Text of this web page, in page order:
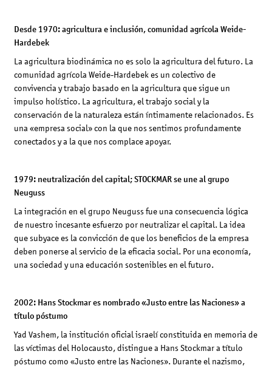
Desde 1970: agricultura e inclusión, comunidad agrícola Weide-
Hardebek
La agricultura biodinámica no es solo la agricultura del futuro. La
comunidad agrícola Weide-Hardebek es un colectivo de
convivencia y trabajo basado en la agricultura que sigue un
impulso holístico. La agricultura, el trabajo social y la
conservación de la naturaleza están íntimamente relacionados. Es
una «empresa social» con la que nos sentimos profundamente
conectados y a la que nos complace apoyar.
1979: neutralización del capital; STOCKMAR se une al grupo
Neuguss
La integración en el grupo Neuguss fue una consecuencia lógica
de nuestro incesante esfuerzo por neutralizar el capital. La idea
que subyace es la convicción de que los beneficios de la empresa
deben ponerse al servicio de la eficacia social. Por una economía,
una sociedad y una educación sostenibles en el futuro.
2002: Hans Stockmar es nombrado «Justo entre las Naciones» a
título póstumo
Yad Vashem, la institución oficial israelí constituida en memoria de
las víctimas del Holocausto, distingue a Hans Stockmar a título
póstumo como «Justo entre las Naciones». Durante el nazismo,